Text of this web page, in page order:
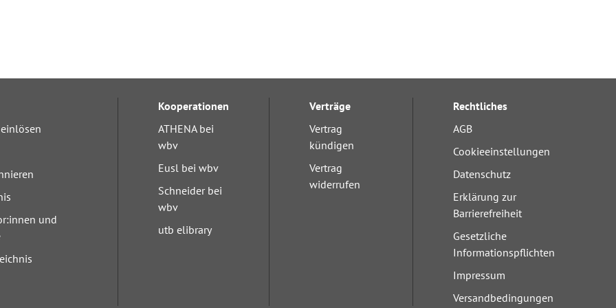
und
Kooperationen
ATHENA bei
wbv
Eusl bei wbv
Schneider bei
wbv
utb elibrary
Verträge
Vertrag
kündigen
Vertrag
widerrufen
Rechtliches
AGB
Cookieeinstellungen
Datenschutz
Erklärung zur
Barrierefreiheit
Gesetzliche
Informationspflichten
Impressum
Versandbedingungen